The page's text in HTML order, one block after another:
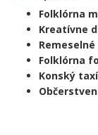
Folklórna
Kreatívne
Folklórna
Konský